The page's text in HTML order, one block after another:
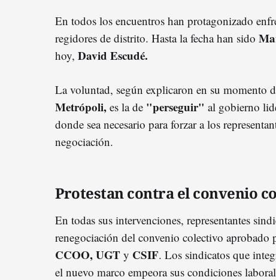
En todos los encuentros han protagonizado
regidores de distrito. Hasta la fecha han sido
hoy, David Escudé.
La voluntad, según explicaron en su momento
Metrópoli, es la de "perseguir" al gobierno
donde sea necesario para forzar a los
negociación.
Protestan contra el convenio
En todas sus intervenciones, representantes
renegociación del convenio colectivo
CCOO, UGT y CSIF. Los sindicatos que
el nuevo marco empeora sus condiciones